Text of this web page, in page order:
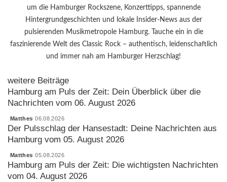
um die Hamburger Rockszene, Konzerttipps, spannende
Hintergrundgeschichten und lokale Insider-News aus der
pulsierenden Musikmetropole Hamburg. Tauche ein in die
faszinierende Welt des Classic Rock – authentisch, leidenschaftlich
und immer nah am Hamburger Herzschlag!
weitere Beiträge
Hamburg am Puls der Zeit: Dein Überblick über die
Nachrichten vom 06. August 2026
Posted
by
Matthes 06.08.2026
Der Pulsschlag der Hansestadt: Deine Nachrichten aus
Hamburg vom 05. August 2026
Posted
by
Matthes 05.08.2026
Hamburg am Puls der Zeit: Die wichtigsten Nachrichten
vom 04. August 2026